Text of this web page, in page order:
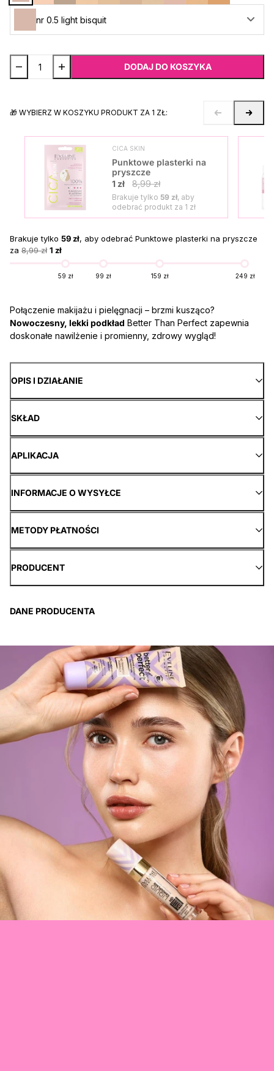
nr 0.5 light bisquit
DODAJ DO KOSZYKA
🎁 WYBIERZ W KOSZYKU PRODUKT ZA 1 ZŁ:
CICA SKIN
Punktowe plasterki na
pryszcze
1 zł
8,99 zł
Brakuje tylko 59 zł, aby
odebrać produkt za 1 zł
Brakuje tylko 59 zł, aby odebrać Punktowe plasterki na pryszcze
za 8,99 zł 1 zł
59 zł 99 zł 159 zł 249 zł
Połączenie makijażu i pielęgnacji – brzmi kusząco?
Nowoczesny, lekki podkład Better Than Perfect zapewnia
doskonałe nawilżenie i promienny, zdrowy wygląd!
OPIS I DZIAŁANIE
SKŁAD
APLIKACJA
INFORMACJE O WYSYŁCE
METODY PŁATNOŚCI
PRODUCENT
DANE PRODUCENTA